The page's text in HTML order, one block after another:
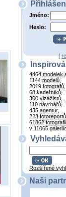
Jméno:
Heslo:
[
4464 modelek
1144 modelů
2019 fotografů
68 kadeřníků
300 vizážistů
110 návrhářů
435 agentur,
223 fotoreportů
61862 fotografií
v 11065
Rozšířené
Naši